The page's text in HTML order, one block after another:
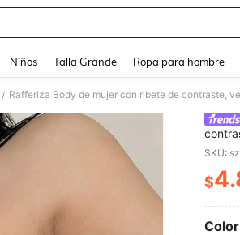
Niños Talla Grande Ropa para hombre
/
lindo,
$